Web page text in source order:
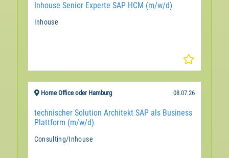
Inhouse Senior Experte SAP HCM (m/w/d)
Inhouse
Home Office oder Hamburg 08.07.26
technischer Solution Architekt SAP als Business
Plattform (m/w/d)
Consulting/Inhouse